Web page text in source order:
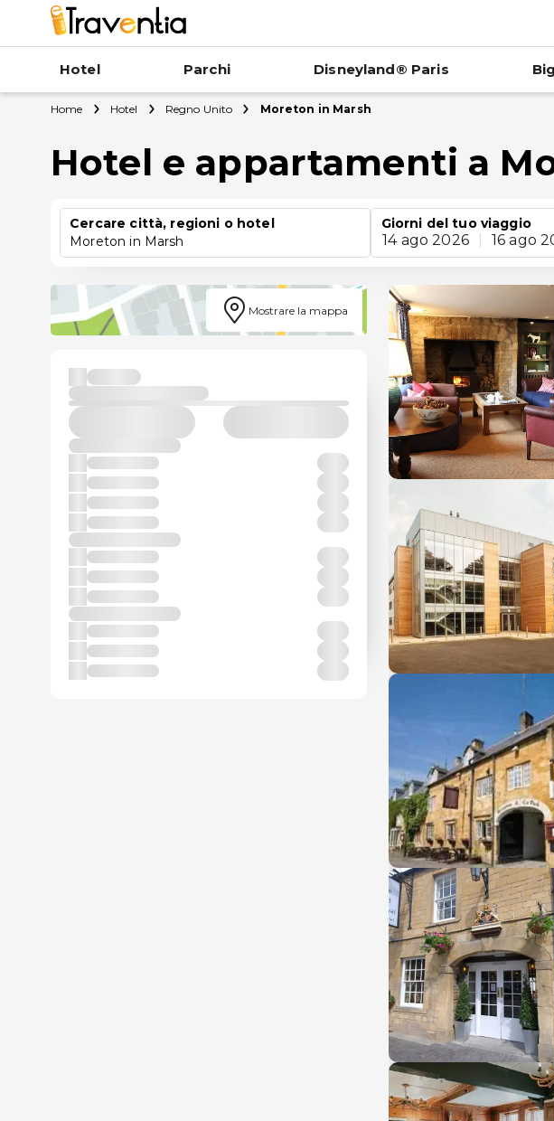
Hotel Parchi Disneyland® Paris
Home Hotel Regno Unito Moreton in Marsh
Hotel e appartamenti a
Cercare città, regioni o hotel
Moreton in Marsh
Giorni del tuo viaggio
14 ago 2026 16 ago
Mostrare la mappa